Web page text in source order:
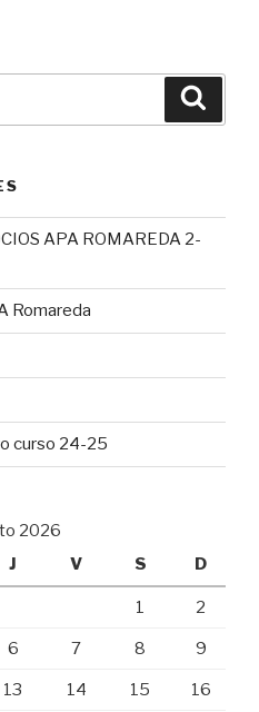
APA ROMAREDA 2-
Romareda
curso 24-25
2026
J V S D
1 2
6 7 8 9
13 14 15 16